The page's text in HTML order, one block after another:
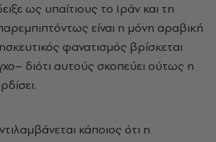
ως υπαίτιους το Iράν και τη
είναι η μόνη αραβική
φανατισμός βρίσκεται
διότι αυτούς σκοπεύει ούτως η
κάποιος ότι η